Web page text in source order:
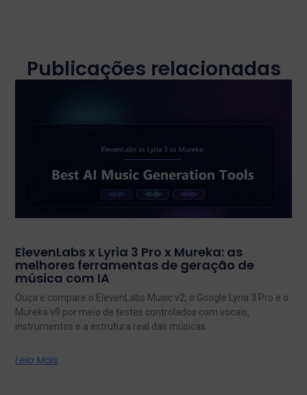
Publicações relacionadas
ElevenLabs x Lyria 3 Pro x Mureka: as
melhores ferramentas de geração de
música com IA
Ouça e compare o ElevenLabs Music v2, o Google Lyria 3 Pro e o
Mureka v9 por meio de testes controlados com vocais,
instrumentos e a estrutura real das músicas.
Leia Mais